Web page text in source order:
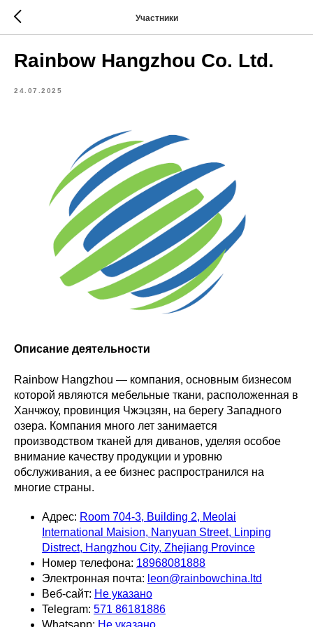
Участники
Rainbow Hangzhou Co. Ltd.
24.07.2025
Описание деятельности
Rainbow Hangzhou — компания, основным бизнесом
которой являются мебельные ткани, расположенная в
Ханчжоу, провинция Чжэцзян, на берегу Западного
озера. Компания много лет занимается
производством тканей для диванов, уделяя особое
внимание качеству продукции и уровню
обслуживания, а ее бизнес распространился на
многие страны.
Адрес: Room 704-3, Building 2, Meolai
International Maision, Nanyuan Street, Linping
Distrect, Hangzhou City, Zhejiang Province
Номер телефона: 18968081888
Электронная почта: leon@rainbowchina.ltd
Веб-сайт: Не указано
Telegram: 571 86181886
Whatsapp: Не указано